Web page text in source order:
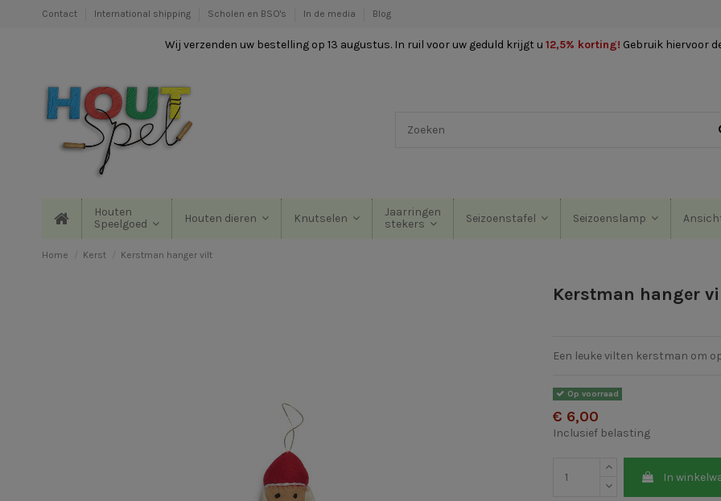
Contact International shipping Scholen en BSO's In de media Blog
Wij verzenden uw bestelling op 13 augustus. In ruil voor uw geduld krijgt u 12,5% korting! Gebruik hiervoor
Houten
Speelgoed
Houten dieren Knutselen
Jaarringen
stekers
Seizoenstafel Seizoenslamp
Home Kerst Kerstman hanger vilt
Kerstman hanger
Een leuke vilten kerstman om
Op voorraad
€ 6,00
Inclusief belasting
In